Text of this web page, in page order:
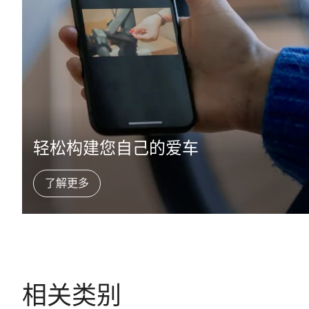
轻松构建您自己的爱车
了解更多
相关类别